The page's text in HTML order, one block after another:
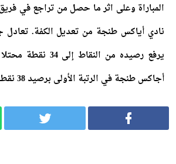
المباراة وعلى اثر ما حصل من تراجع في
نادي أياكس طنجة من تعديل الكفة.
يرفع رصيده من
أجاكس طنجة في الرتبة الأولى برصيد 38 نقطة.